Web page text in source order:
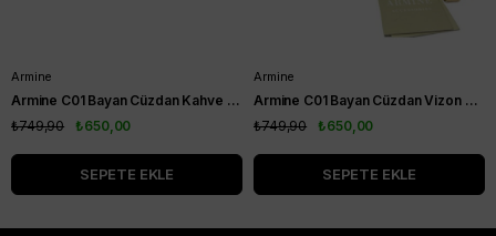
Armine
Armine C01 Bayan Cüzdan Kahve Noktalı
₺650,00
₺749,90
SEPETE EKLE
Armine
Armine C01 Bayan Cüzdan Vizon Noktalı
₺650,00
₺749,90
SEPETE EKLE